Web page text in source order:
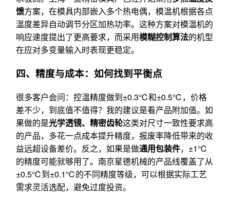
馈方案，在模具内部嵌入多个热电偶，模温机根据各点
温度差异自动调节分区加热功率。这种方案对模温机的
响应速度提出了更高要求，而采用模糊控制算法的机型
在应对多变量输入时表现更稳定。
四、精度与成本：如何找到平衡点
很多客户会问：控温精度做到±0.3℃和±0.5℃，价格
差不少，到底值不值得？我的建议是看产品附加值。如
果做的是光学透镜、精密齿轮这类对尺寸一致性要求高
的产品，多花一点成本提升精度，报废率降低带来的收
益远超设备差价。反之，如果是做通用包装件，±1℃
的精度可能就够用了。南京星德机械的产品线覆盖了从
±0.5℃到±0.1℃的不同精度等级，可以根据实际工艺
需求灵活选配，避免过度投资。